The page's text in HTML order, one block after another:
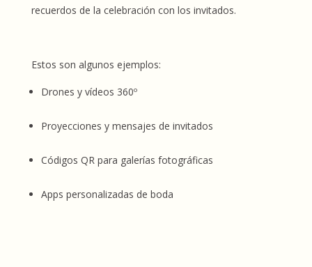
recuerdos de la celebración con los invitados.
Estos son algunos ejemplos:
Drones y vídeos 360º
Proyecciones y mensajes de invitados
Códigos QR para galerías fotográficas
Apps personalizadas de boda